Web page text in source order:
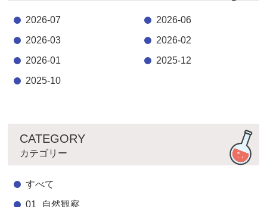
2026-07
2026-06
2026-03
2026-02
2026-01
2025-12
2025-10
CATEGORY
カテゴリー
すべて
01_自然観察